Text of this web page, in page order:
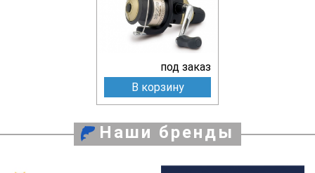
под заказ
В корзину
Наши бренды